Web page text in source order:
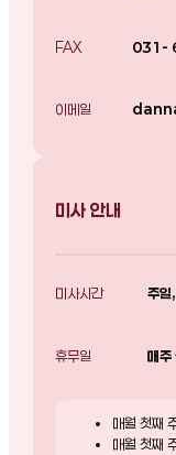
FAX 031-
이메일
미사 안내
미사시간 주일
휴무일 매주
매월 첫째
매월 첫째